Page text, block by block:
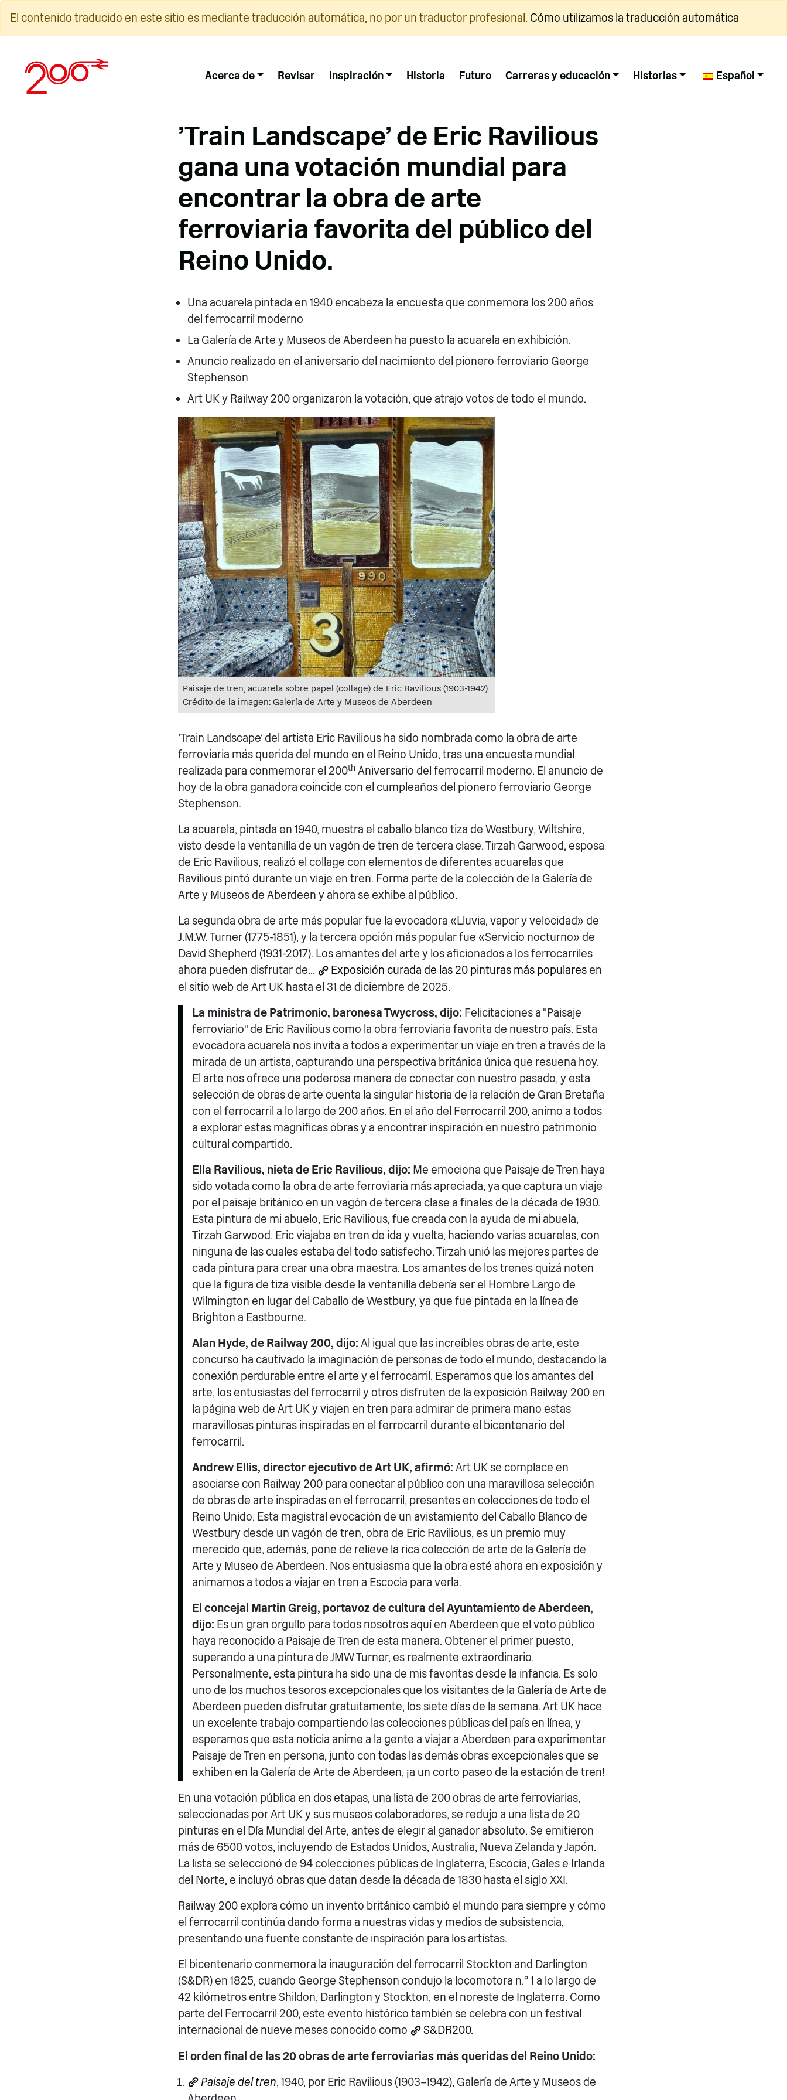
contenido
El contenido traducido en este sitio es mediante traducción automática, no por un traductor profesional. Cómo utilizamos la traducción automática
Acerca de Revisar Inspiración Historia Futuro Carreras y educación Historias Español
'Train Landscape' de Eric Ravilious
gana una votación mundial para
encontrar la obra de arte
ferroviaria favorita del público del
Reino Unido.
Una acuarela pintada en 1940 encabeza la encuesta que conmemora los 200 años
del ferrocarril moderno
La Galería de Arte y Museos de Aberdeen ha puesto la acuarela en exhibición.
Anuncio realizado en el aniversario del nacimiento del pionero ferroviario George
Stephenson
Art UK y Railway 200 organizaron la votación, que atrajo votos de todo el mundo.
Paisaje de tren, acuarela sobre papel (collage) de Eric Ravilious (1903-1942).
Crédito de la imagen: Galería de Arte y Museos de Aberdeen
'Train Landscape' del artista Eric Ravilious ha sido nombrada como la obra de arte
ferroviaria más querida del mundo en el Reino Unido, tras una encuesta mundial
realizada para conmemorar el 200th Aniversario del ferrocarril moderno. El anuncio de
hoy de la obra ganadora coincide con el cumpleaños del pionero ferroviario George
Stephenson.
La acuarela, pintada en 1940, muestra el caballo blanco tiza de Westbury, Wiltshire,
visto desde la ventanilla de un vagón de tren de tercera clase. Tirzah Garwood, esposa
de Eric Ravilious, realizó el collage con elementos de diferentes acuarelas que
Ravilious pintó durante un viaje en tren. Forma parte de la colección de la Galería de
Arte y Museos de Aberdeen y ahora se exhibe al público.
La segunda obra de arte más popular fue la evocadora «Lluvia, vapor y velocidad» de
J.M.W. Turner (1775-1851), y la tercera opción más popular fue «Servicio nocturno» de
David Shepherd (1931-2017). Los amantes del arte y los aficionados a los ferrocarriles
ahora pueden disfrutar de...
Exposición curada de las 20 pinturas más popularesen
el sitio web de Art UK hasta el 31 de diciembre de 2025.
La ministra de Patrimonio, baronesa Twycross, dijo: Felicitaciones a "Paisaje
ferroviario" de Eric Ravilious como la obra ferroviaria favorita de nuestro país. Esta
evocadora acuarela nos invita a todos a experimentar un viaje en tren a través de la
mirada de un artista, capturando una perspectiva británica única que resuena hoy.
El arte nos ofrece una poderosa manera de conectar con nuestro pasado, y esta
selección de obras de arte cuenta la singular historia de la relación de Gran Bretaña
con el ferrocarril a lo largo de 200 años. En el año del Ferrocarril 200, animo a todos
a explorar estas magníficas obras y a encontrar inspiración en nuestro patrimonio
cultural compartido.
Ella Ravilious, nieta de Eric Ravilious, dijo: Me emociona que Paisaje de Tren haya
sido votada como la obra de arte ferroviaria más apreciada, ya que captura un viaje
por el paisaje británico en un vagón de tercera clase a finales de la década de 1930.
Esta pintura de mi abuelo, Eric Ravilious, fue creada con la ayuda de mi abuela,
Tirzah Garwood. Eric viajaba en tren de ida y vuelta, haciendo varias acuarelas, con
ninguna de las cuales estaba del todo satisfecho. Tirzah unió las mejores partes de
cada pintura para crear una obra maestra. Los amantes de los trenes quizá noten
que la figura de tiza visible desde la ventanilla debería ser el Hombre Largo de
Wilmington en lugar del Caballo de Westbury, ya que fue pintada en la línea de
Brighton a Eastbourne.
Alan Hyde, de Railway 200, dijo: Al igual que las increíbles obras de arte, este
concurso ha cautivado la imaginación de personas de todo el mundo, destacando la
conexión perdurable entre el arte y el ferrocarril. Esperamos que los amantes del
arte, los entusiastas del ferrocarril y otros disfruten de la exposición Railway 200 en
la página web de Art UK y viajen en tren para admirar de primera mano estas
maravillosas pinturas inspiradas en el ferrocarril durante el bicentenario del
ferrocarril.
Andrew Ellis, director ejecutivo de Art UK, afirmó: Art UK se complace en
asociarse con Railway 200 para conectar al público con una maravillosa selección
de obras de arte inspiradas en el ferrocarril, presentes en colecciones de todo el
Reino Unido. Esta magistral evocación de un avistamiento del Caballo Blanco de
Westbury desde un vagón de tren, obra de Eric Ravilious, es un premio muy
merecido que, además, pone de relieve la rica colección de arte de la Galería de
Arte y Museo de Aberdeen. Nos entusiasma que la obra esté ahora en exposición y
animamos a todos a viajar en tren a Escocia para verla.
El concejal Martin Greig, portavoz de cultura del Ayuntamiento de Aberdeen,
dijo: Es un gran orgullo para todos nosotros aquí en Aberdeen que el voto público
haya reconocido a Paisaje de Tren de esta manera. Obtener el primer puesto,
superando a una pintura de JMW Turner, es realmente extraordinario.
Personalmente, esta pintura ha sido una de mis favoritas desde la infancia. Es solo
uno de los muchos tesoros excepcionales que los visitantes de la Galería de Arte de
Aberdeen pueden disfrutar gratuitamente, los siete días de la semana. Art UK hace
un excelente trabajo compartiendo las colecciones públicas del país en línea, y
esperamos que esta noticia anime a la gente a viajar a Aberdeen para experimentar
Paisaje de Tren en persona, junto con todas las demás obras excepcionales que se
exhiben en la Galería de Arte de Aberdeen, ¡a un corto paseo de la estación de tren!
En una votación pública en dos etapas, una lista de 200 obras de arte ferroviarias,
seleccionadas por Art UK y sus museos colaboradores, se redujo a una lista de 20
pinturas en el Día Mundial del Arte, antes de elegir al ganador absoluto. Se emitieron
más de 6500 votos, incluyendo de Estados Unidos, Australia, Nueva Zelanda y Japón.
La lista se seleccionó de 94 colecciones públicas de Inglaterra, Escocia, Gales e Irlanda
del Norte, e incluyó obras que datan desde la década de 1830 hasta el siglo XXI.
Railway 200 explora cómo un invento británico cambió el mundo para siempre y cómo
el ferrocarril continúa dando forma a nuestras vidas y medios de subsistencia,
presentando una fuente constante de inspiración para los artistas.
El bicentenario conmemora la inauguración del ferrocarril Stockton and Darlington
(S&DR) en 1825, cuando George Stephenson condujo la locomotora n.° 1 a lo largo de
42 kilómetros entre Shildon, Darlington y Stockton, en el noreste de Inglaterra. Como
parte del Ferrocarril 200, este evento histórico también se celebra con un festival
internacional de nueve meses conocido como
S&DR200.
El orden final de las 20 obras de arte ferroviarias más queridas del Reino Unido:
Paisaje del tren, 1940, por Eric Ravilious (1903–1942), Galería de Arte y Museos de